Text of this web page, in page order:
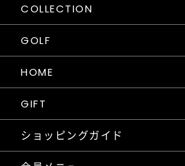
COLLECTION
GOLF
HOME
GIFT
ショッピングガイド